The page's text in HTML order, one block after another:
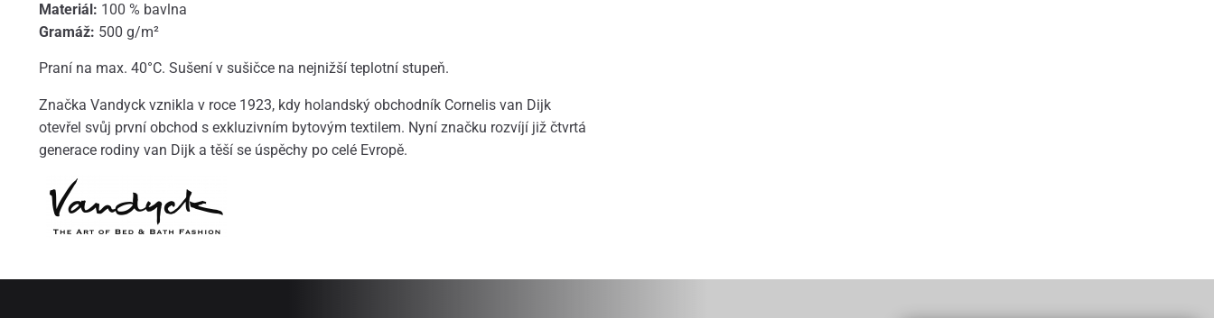
Materiál: 100 % bavlna
Gramáž: 500 g/m²
Praní na max. 40°C. Sušení v sušičce na nejnižší teplotní stupeň.
Značka Vandyck vznikla v roce 1923, kdy holandský obchodník Cornelis van Dijk
otevřel svůj první obchod s exkluzivním bytovým textilem. Nyní značku rozvíjí již čtvrtá
generace rodiny van Dijk a těší se úspěchy po celé Evropě.